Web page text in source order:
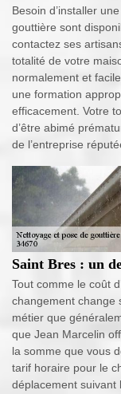
Besoin d’installer
gouttière sont
contactez ses
totalité de votre
normalement et
une formation
efficacement. Votre
d’être abimé
de l’entreprise
Saint Bres : un
Tout comme le coût
changement change
métier que
que Jean Marcelin
la somme que vous
tarif horaire pour le
déplacement suivant